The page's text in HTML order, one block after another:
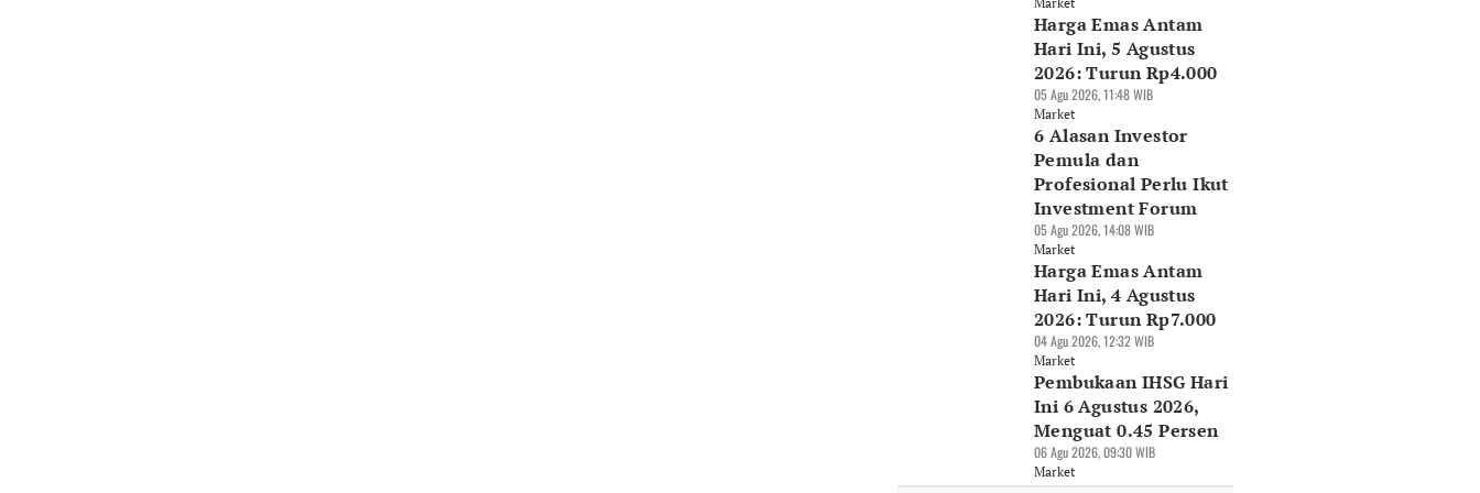
Harga Emas Antam
Hari Ini, 5 Agustus
2026: Turun Rp4.000
05 Agu 2026, 11:48 WIB
Market
6 Alasan Investor
Pemula dan
Profesional Perlu Ikut
Investment Forum
05 Agu 2026, 14:08 WIB
Market
Harga Emas Antam
Hari Ini, 4 Agustus
2026: Turun Rp7.000
04 Agu 2026, 12:32 WIB
Market
Pembukaan IHSG Hari
Ini 6 Agustus 2026,
Menguat 0.45 Persen
06 Agu 2026, 09:30 WIB
Market